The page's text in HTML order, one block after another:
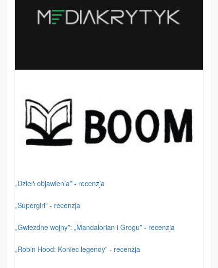
„Dzień objawienia” - recenzja
„Supergirl” - recenzja
„Gwiezdne wojny”: „Mandalorian i Grogu” - recenzja
„Robin Hood: Koniec legendy” - recenzja